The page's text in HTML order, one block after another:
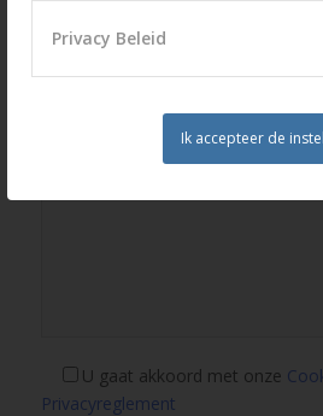
Privacy Beleid
Ik accepteer de
Je bericht
U gaat akkoord met onze
Privacyreglement